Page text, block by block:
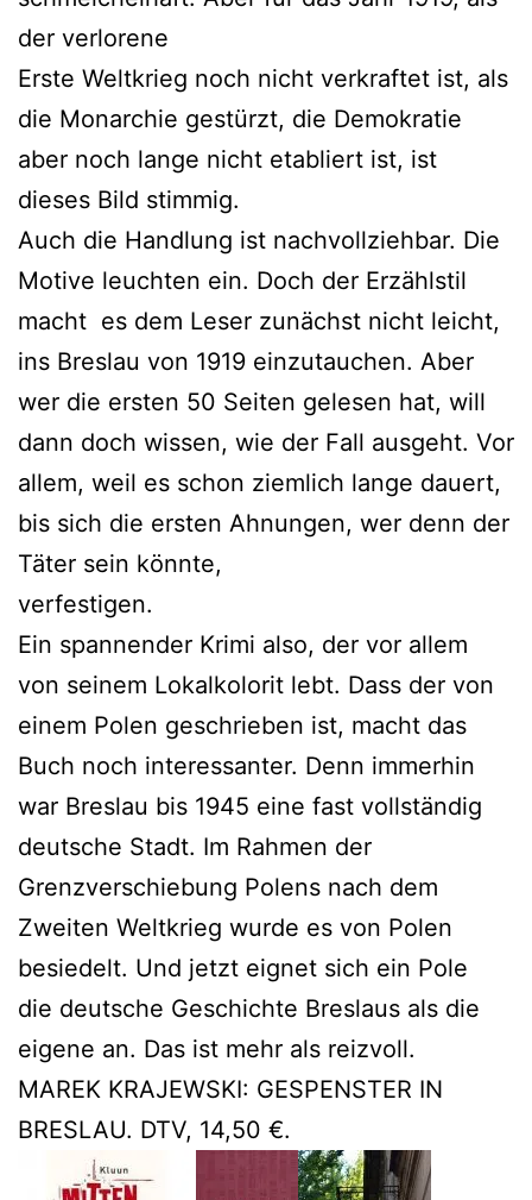
der verlorene
Erste Weltkrieg noch nicht verkraftet ist, als
die Monarchie gestürzt, die Demokratie
aber noch lange nicht etabliert ist, ist
dieses Bild stimmig.
Auch die Handlung ist nachvollziehbar. Die
Motive leuchten ein. Doch der Erzählstil
macht es dem Leser zunächst nicht leicht,
ins Breslau von 1919 einzutauchen. Aber
wer die ersten 50 Seiten gelesen hat, will
dann doch wissen, wie der Fall ausgeht. Vor
allem, weil es schon ziemlich lange dauert,
bis sich die ersten Ahnungen, wer denn der
Täter sein könnte,
verfestigen.
Ein spannender Krimi also, der vor allem
von seinem Lokalkolorit lebt. Dass der von
einem Polen geschrieben ist, macht das
Buch noch interessanter. Denn immerhin
war Breslau bis 1945 eine fast vollständig
deutsche Stadt. Im Rahmen der
Grenzverschiebung Polens nach dem
Zweiten Weltkrieg wurde es von Polen
besiedelt. Und jetzt eignet sich ein Pole
die deutsche Geschichte Breslaus als die
eigene an. Das ist mehr als reizvoll.
MAREK KRAJEWSKI: GESPENSTER IN
BRESLAU. DTV, 14,50 €.